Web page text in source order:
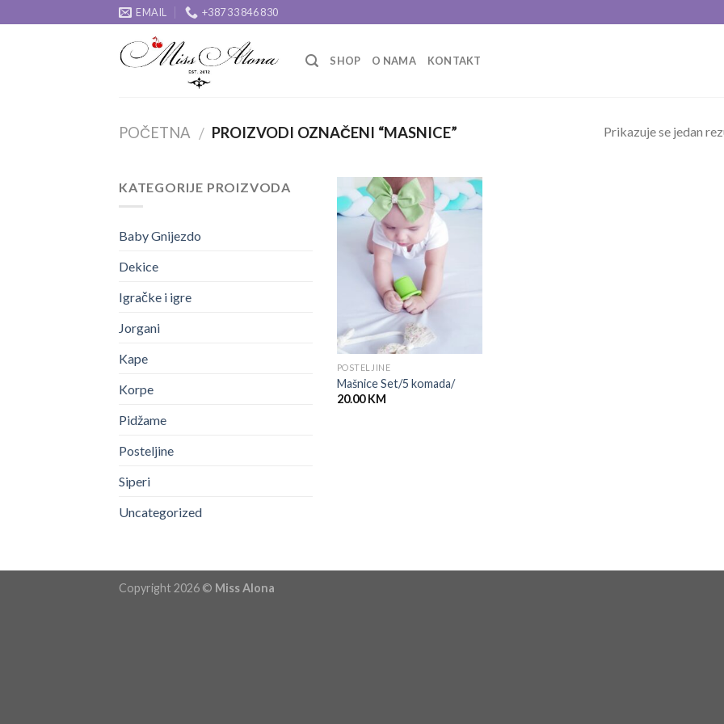
to
EMAIL +387 33 846 830
SHOP O NAMA KONTAKT
POČETNA / PROIZVODI OZNAČENI “MASNICE” Prikazuje se jedan
KATEGORIJE PROIZVODA
Baby Gnijezdo
Dekice
Igračke i igre
Jorgani
Kape
Korpe
Pidžame
Posteljine
Siperi
Uncategorized
POSTELJINE
Mašnice Set/5 komada/
20.00KM
Copyright 2026 © Miss Alona